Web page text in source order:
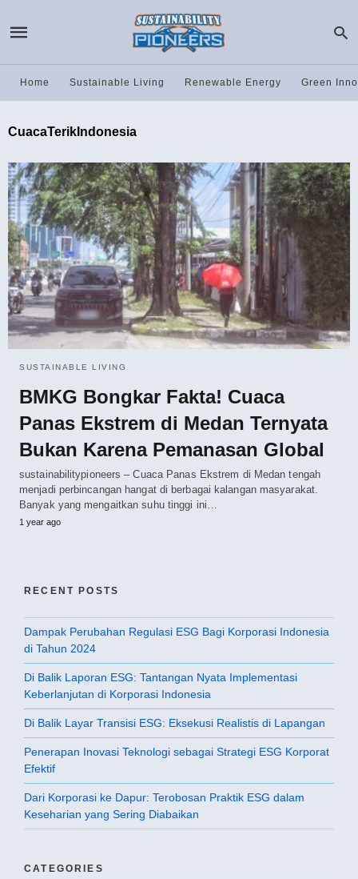
Home Sustainable Living Renewable Energy Green
CuacaTerikIndonesia
SUSTAINABLE LIVING
BMKG Bongkar Fakta! Cuaca
Panas Ekstrem di Medan Ternyata
Bukan Karena Pemanasan Global
sustainabilitypioneers – Cuaca Panas Ekstrem di Medan tengah
menjadi perbincangan hangat di berbagai kalangan masyarakat.
Banyak yang mengaitkan suhu tinggi ini…
1 year ago
RECENT POSTS
Dampak Perubahan Regulasi ESG Bagi Korporasi Indonesia
di Tahun 2024
Di Balik Laporan ESG: Tantangan Nyata Implementasi
Keberlanjutan di Korporasi Indonesia
Di Balik Layar Transisi ESG: Eksekusi Realistis di Lapangan
Penerapan Inovasi Teknologi sebagai Strategi ESG Korporat
Efektif
Dari Korporasi ke Dapur: Terobosan Praktik ESG dalam
Keseharian yang Sering Diabaikan
CATEGORIES